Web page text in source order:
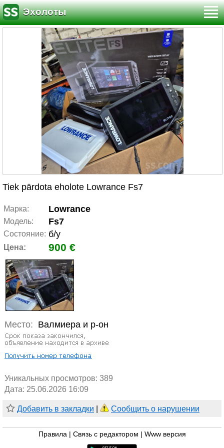
Эхолоты
Tiek pārdota eholote Lowrance Fs7
Марка: Lowrance
Модель: Fs7
Состояние: б/у
Цена: 900 €
Место: Валмиера и р-он
Уникальных просмотров: 389
Дата: 25.06.2026 16:09
Добавить в закладки Сообщить о нарушении
Правила Связь с редактором Www версия